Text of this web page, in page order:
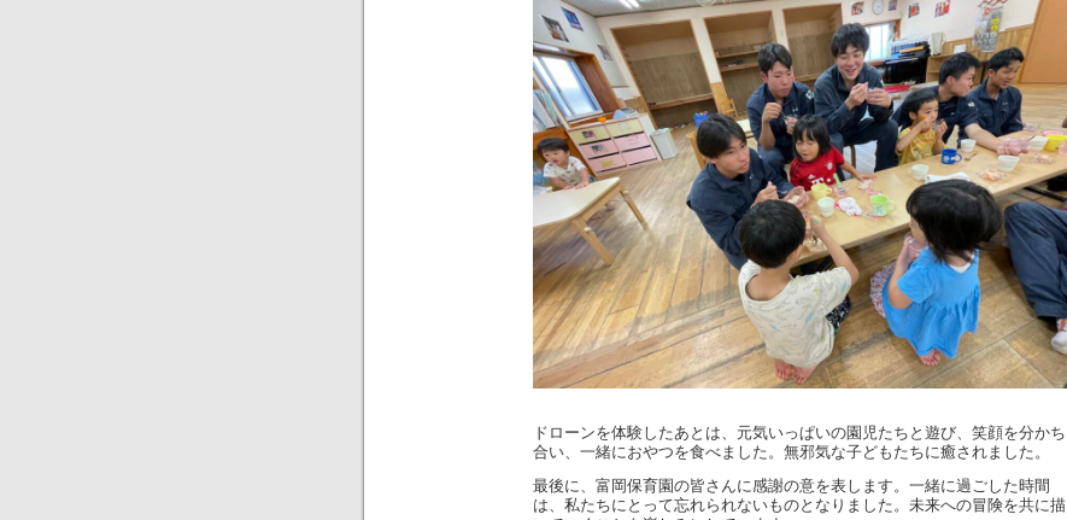
ドローンを体験したあとは、元気いっぱいの園児たちと遊び、笑顔を分かち
合い、一緒におやつを食べました。無邪気な子どもたちに癒されました。
最後に、富岡保育園の皆さんに感謝の意を表します。一緒に過ごした時間
は、私たちにとって忘れられないものとなりました。未来への冒険を共に描